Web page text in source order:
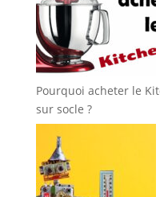
Pourquoi acheter le
sur socle ?